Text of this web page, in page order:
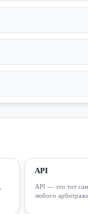
API
API — это тот
любого